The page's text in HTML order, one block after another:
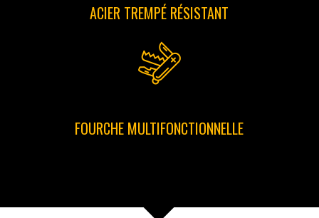
ACIER TREMPÉ RÉSISTANT
FOURCHE MULTIFONCTIONNELLE